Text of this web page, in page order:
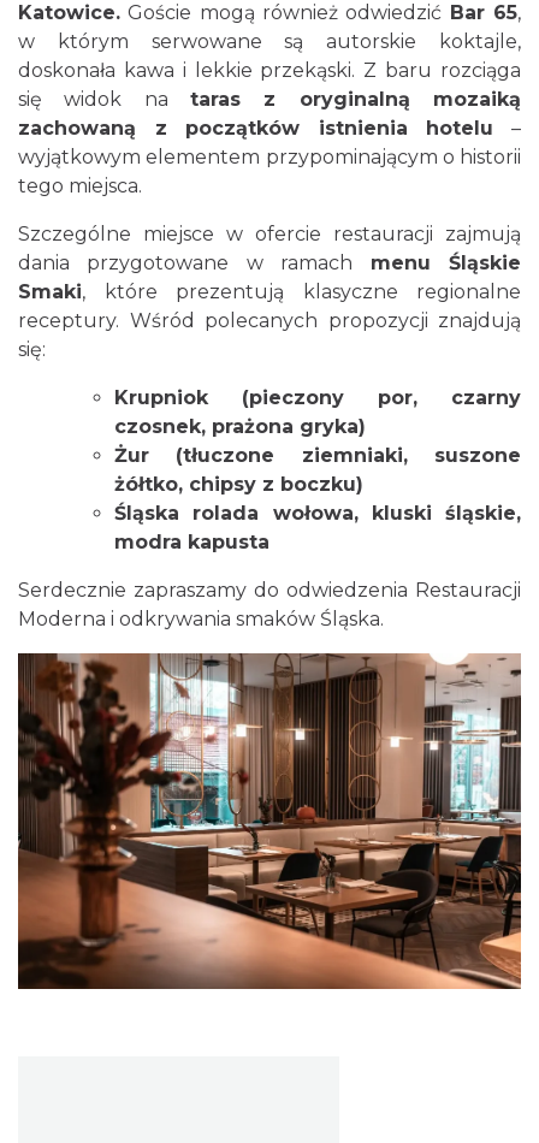
Katowice. Goście mogą również odwiedzić Bar 65,
w którym serwowane są autorskie koktajle,
doskonała kawa i lekkie przekąski. Z baru rozciąga
się widok na taras z oryginalną mozaiką
zachowaną z początków istnienia hotelu –
wyjątkowym elementem przypominającym o historii
tego miejsca.
Szczególne miejsce w ofercie restauracji zajmują
dania przygotowane w ramach menu Śląskie
Smaki, które prezentują klasyczne regionalne
receptury. Wśród polecanych propozycji znajdują
się:
Krupniok (pieczony por, czarny
czosnek, prażona gryka)
Żur (tłuczone ziemniaki, suszone
żółtko, chipsy z boczku)
Śląska rolada wołowa, kluski śląskie,
modra kapusta
Serdecznie zapraszamy do odwiedzenia Restauracji
Moderna i odkrywania smaków Śląska.